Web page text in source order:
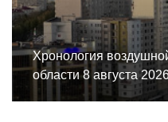
Хронология
области 8 августа